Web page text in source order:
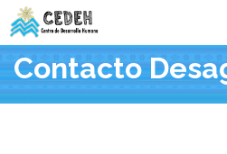
Contacto